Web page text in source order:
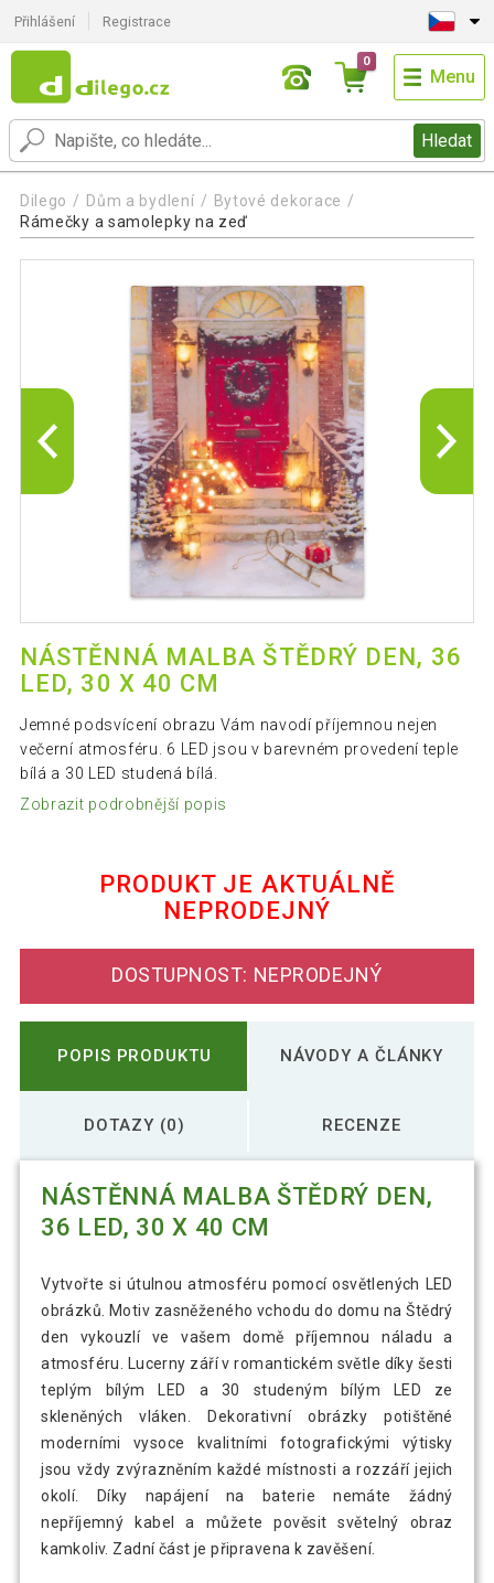
Přihlášení Registrace
Hledat
0
Menu
Dilego Dům a bydlení
Bytové dekorace
Rámečky a samolepky na zeď
NÁSTĚNNÁ MALBA ŠTĚDRÝ DEN, 36
LED, 30 X 40 CM
Jemné podsvícení obrazu Vám navodí příjemnou nejen
večerní atmosféru. 6 LED jsou v barevném provedení teple
bílá a 30 LED studená bílá.
Zobrazit podrobnější popis
PRODUKT JE AKTUÁLNĚ
NEPRODEJNÝ
DOSTUPNOST: NEPRODEJNÝ
POPIS PRODUKTU NÁVODY A ČLÁNKY
DOTAZY (0) RECENZE
NÁSTĚNNÁ MALBA ŠTĚDRÝ DEN,
36 LED, 30 X 40 CM
Vytvořte si útulnou atmosféru pomocí osvětlených LED
obrázků. Motiv zasněženého vchodu do domu na Štědrý
den vykouzlí ve vašem domě příjemnou náladu a
atmosféru. Lucerny září v romantickém světle díky šesti
teplým bílým LED a 30 studeným bílým LED ze
skleněných vláken. Dekorativní obrázky potištěné
moderními vysoce kvalitními fotografickými výtisky
jsou vždy zvýrazněním každé místnosti a rozzáří jejich
okolí. Díky napájení na baterie nemáte žádný
nepříjemný kabel a můžete pověsit světelný obraz
kamkoliv. Zadní část je připravena k zavěšení.